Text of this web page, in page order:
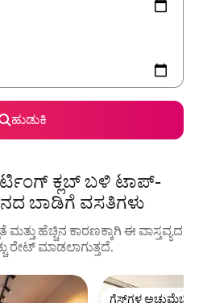
ಹುಡುಕಿ
ಕ್ಲಬ್ ಬಳಿ ಟಾಪ್-
ಬಾಡಿಗೆ ವಸತಿಗಳು
ಮತ್ತು ಹೆಚ್ಚಿನ ಕಾರಣಕ್ಕಾಗಿ ಈ ವಾಸ್ತವ್ಯದ
ರೇಟ್ ಮಾಡಲಾಗುತ್ತದೆ.
ಗೆಸ್ಟ್‌ಗಳ